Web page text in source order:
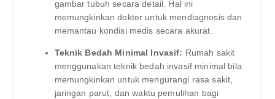
gambar tubuh secara detail. Hal ini
memungkinkan dokter untuk mendiagnosis dan
memantau kondisi medis secara akurat.
Teknik Bedah Minimal Invasif: Rumah sakit
menggunakan teknik bedah invasif minimal bila
memungkinkan untuk mengurangi rasa sakit,
jaringan parut, dan waktu pemulihan bagi